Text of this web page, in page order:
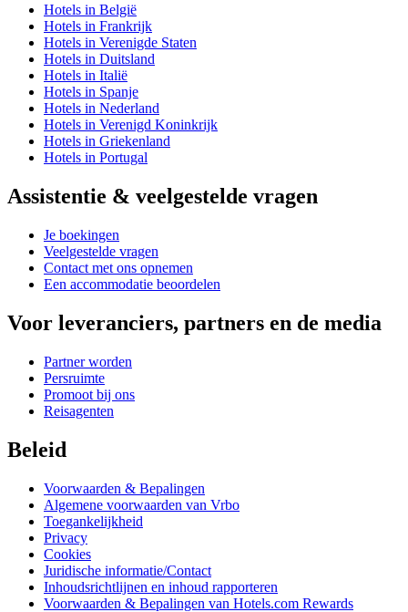
Hotels in België
Hotels in Frankrijk
Hotels in Verenigde Staten
Hotels in Duitsland
Hotels in Italië
Hotels in Spanje
Hotels in Nederland
Hotels in Verenigd Koninkrijk
Hotels in Griekenland
Hotels in Portugal
Assistentie & veelgestelde vragen
Je boekingen
Veelgestelde vragen
Contact met ons opnemen
Een accommodatie beoordelen
Voor leveranciers, partners en de media
Partner worden
Persruimte
Promoot bij ons
Reisagenten
Beleid
Voorwaarden & Bepalingen
Algemene voorwaarden van Vrbo
Toegankelijkheid
Privacy
Cookies
Juridische informatie/Contact
Inhoudsrichtlijnen en inhoud rapporteren
Voorwaarden & Bepalingen van Hotels.com Rewards